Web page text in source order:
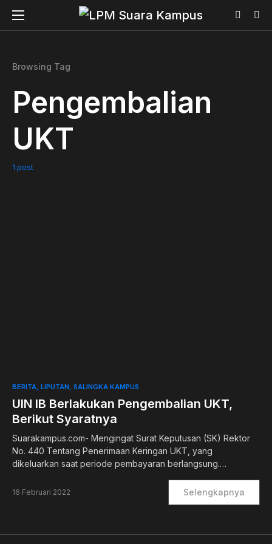
Browsing Tag
Pengembalian
UKT
1 post
0
BERITA LIPUTAN SALINGKA KAMPUS
UIN IB Berlakukan Pengembalian UKT,
Berikut Syaratnya
Suarakampus.com- Mengingat Surat Keputusan (SK) Rektor
No. 440 Tentang Penerimaan Keringan UKT, yang
dikeluarkan saat periode pembayaran berlangsung.…
16 Februari 2022 Selengkapnya